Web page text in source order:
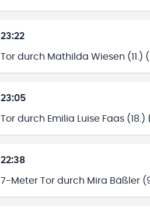
23:22
Tor durch Mathilda Wiesen (11.)
23:05
Tor durch Emilia Luise Faas
22:38
7-Meter Tor durch Mira Bäßler